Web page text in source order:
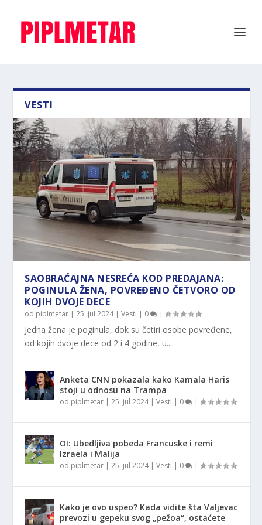
VESTI
SAOBRAĆAJNA NESREĆA KOD PREDAJANA:
POGINULA ŽENA, POVREĐENO ČETVORO OD
KOJIH DVOJE DECE
od piplmetar |25. jul 2024|Vesti | 0 |
Jedna žena je poginula, dok su četiri osobe povređene,
od kojih dvoje dece od 2 i 4 godine, u...
Anketa CNN pokazala kako Kamala Haris
stoji u odnosu na Trampa
od piplmetar |25. jul 2024|Vesti | 0 |
OI: Ubedljiva pobeda Francuske i remi
Izraela i Malija
od piplmetar |25. jul 2024|Vesti | 0 |
Kako je ovo uspeo? Kada vidite šta Valjevac
prevozi u gepeku svog „pežoa“, ostaćete